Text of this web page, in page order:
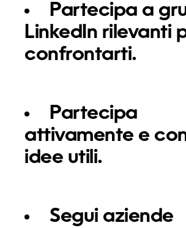
Partecipa a
LinkedIn rilevanti
confrontarti.
Partecipa
attivamente e
idee utili.
Segui aziende